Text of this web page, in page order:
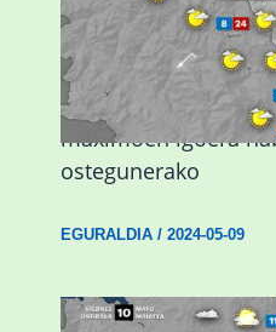
Giro eguzkitsua eta
maximoen igoera
ostegunerako
EGURALDIA/ 2024-05-09